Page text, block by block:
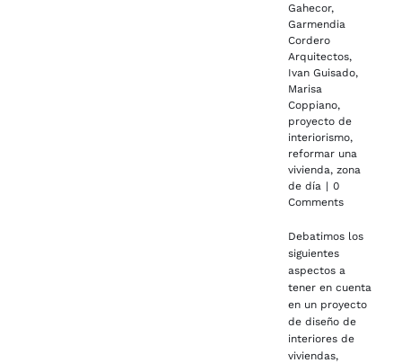
Gahecor,
Garmendia
Cordero
Arquitectos,
Ivan Guisado,
Marisa
Coppiano,
proyecto de
interiorismo,
reformar una
vivienda, zona
de día | 0
Comments
Debatimos los
siguientes
aspectos a
tener en cuenta
en un proyecto
de diseño de
interiores de
viviendas,